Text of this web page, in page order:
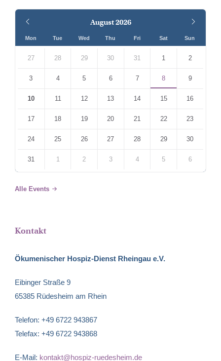
August2026
Month
Mon Tue Wed Thu Fri Sat Sun
calendar
27 28 29 30 31 1 2
3 4 5 6 7 8 9
10 11 12 13 14 15 16
17 18 19 20 21 22 23
24 25 26 27 28 29 30
31 1 2 3 4 5 6
to
calendar
Alle Events
Kontakt
Ökumenischer Hospiz-Dienst Rheingau e.V.
Eibinger Straße 9
65385 Rüdesheim am Rhein
Telefon: +49 6722 943867
Telefax: +49 6722 943868
E-Mail: kontakt@hospiz-ruedesheim.de